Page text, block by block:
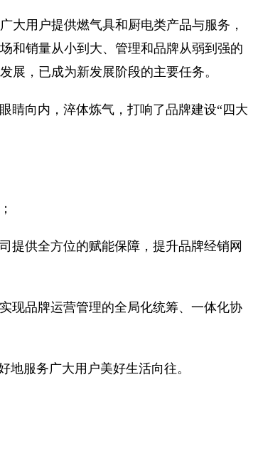
大用户提供燃气具和厨电类产品与服务，
和销量从小到大、管理和品牌从弱到强的
展，已成为新发展阶段的主要任务。
睛向内，淬体炼气，打响了品牌建设“四大
提供全方位的赋能保障，提升品牌经销网
现品牌运营管理的全局化统筹、一体化协
服务广大用户美好生活向往。